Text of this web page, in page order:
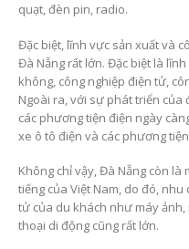
quạt, đèn pin, radio.
Đặc biệt, lĩnh vực sản xuất và
Đà Nẵng rất lớn. Đặc biệt là
không, công nghiệp điện tử,
Ngoài ra, với sự phát triển của
các phương tiện điện ngày
xe ô tô điện và các phương
Không chỉ vậy, Đà Nẵng còn
tiếng của Việt Nam, do đó,
tử của du khách như máy
thoại di động cũng rất lớn.